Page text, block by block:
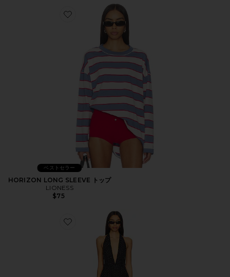
Favorite HORIZON LONG SLEEVE トップ
ベストセラー
HORIZON LONG SLEEVE トップ
LIONESS
$75
Favorite DISTRICT マキシドレス